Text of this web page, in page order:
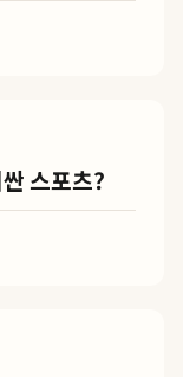
스포츠?